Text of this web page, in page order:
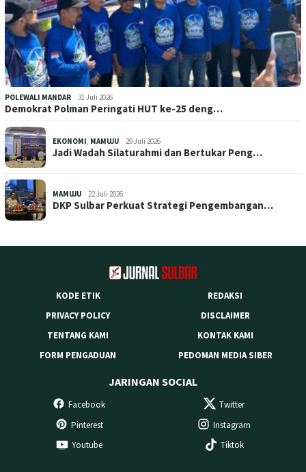
POLEWALI MANDAR 31 Juli 2026
Demokrat Polman Peringati HUT ke-25 deng…
EKONOMI, MAMUJU 29 Juli 2026
Jadi Wadah Silaturahmi dan Bertukar Peng…
MAMUJU 22 Juli 2026
DKP Sulbar Perkuat Strategi Pengembangan…
KODE ETIK
REDAKSI
PRIVACY POLICY
DISCLAIMER
TENTANG KAMI
KONTAK KAMI
FORM PENGADUAN
PEDOMAN MEDIA SIBER
JARINGAN SOCIAL
Facebook
Twitter
Pinterest
Instagram
Youtube
Tiktok